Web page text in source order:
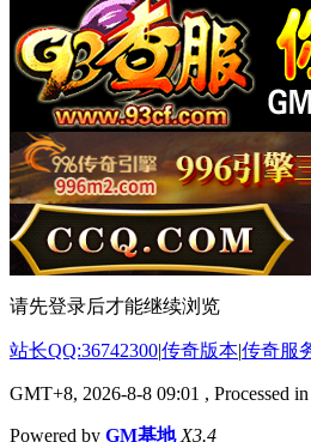
请先登录后才能继续浏览
站长QQ:36742300|传奇版本|传奇服
GMT+8, 2026-8-8 09:01 , Processed
Powered by GM基地 X3.4